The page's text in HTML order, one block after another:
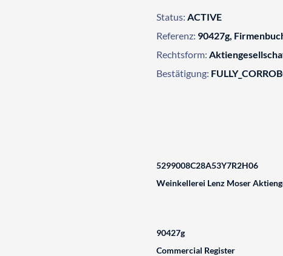
Status: ACTIVE
Referenz: 90427g,
Rechtsform:
Bestätigung:
5299008C28A53Y7R2H06
Weinkellerei Lenz Moser
90427g
Commercial Register